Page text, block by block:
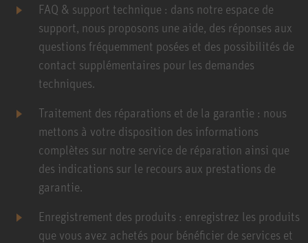
FAQ & support technique : dans notre espace de
support, nous proposons une aide, des réponses aux
questions fréquemment posées et des possibilités de
contact supplémentaires pour les demandes
techniques.
Traitement des réparations et de la garantie : nous
mettons à votre disposition des informations
complètes sur notre service de réparation ainsi que
des indications sur le recours aux prestations de
garantie.
Enregistrement des produits : enregistrez les produits
que vous avez achetés pour bénéficier de services et